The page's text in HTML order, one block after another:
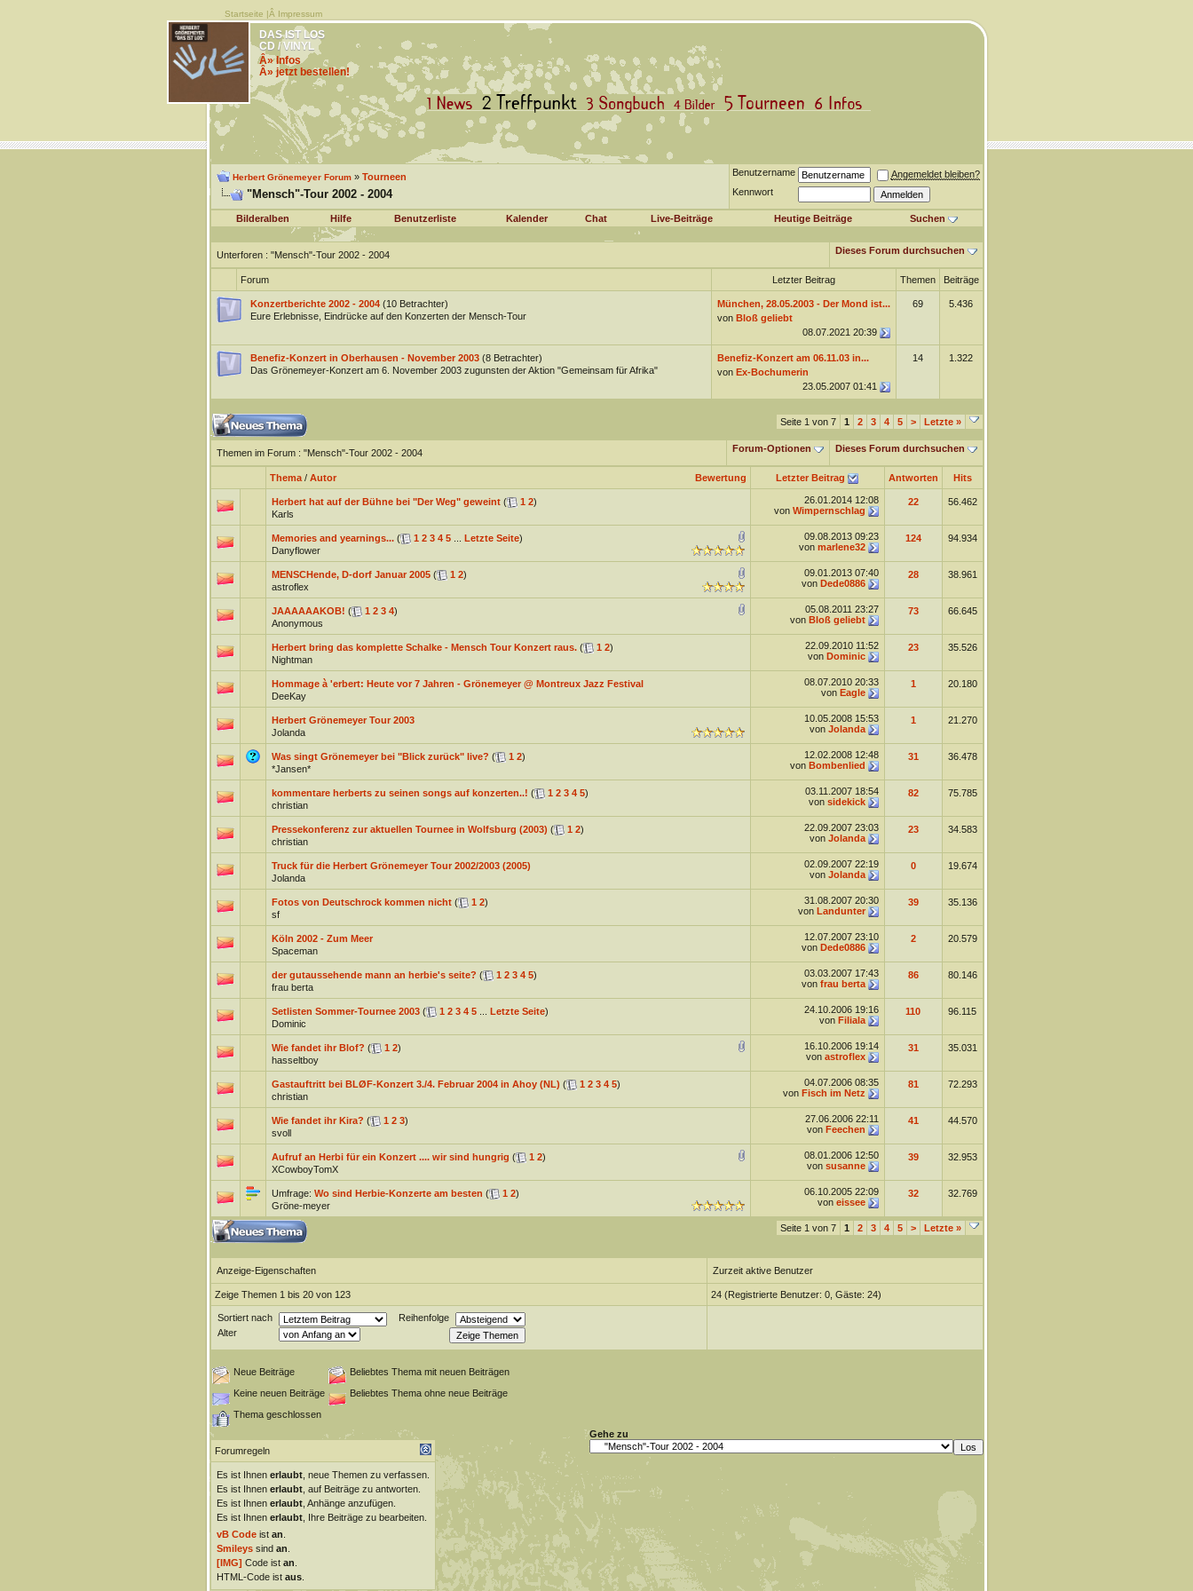
Startseite |Â Impressum
DAS IST LOS
CD / VINYL
Â» Infos
Â» jetzt bestellen!
Herbert Grönemeyer Forum» Tourneen
"Mensch"-Tour 2002 - 2004
Benutzername
Angemeldet bleiben?
Kennwort
Bilderalben Hilfe Benutzerliste Kalender Chat Live-Beiträge Heutige Beiträge Suchen
Unterforen: "Mensch"-Tour 2002 - 2004 Dieses Forum durchsuchen
Forum Letzter Beitrag Themen Beiträge
Konzertberichte 2002 - 2004 (10 Betrachter)
Eure Erlebnisse, Eindrücke auf den Konzerten der Mensch-Tour
München, 28.05.2003 - Der Mond ist...
von Bloß geliebt
08.07.2021 20:39
69 5.436
Benefiz-Konzert in Oberhausen - November 2003 (8 Betrachter)
Das Grönemeyer-Konzert am 6. November 2003 zugunsten der Aktion "Gemeinsam für Afrika"
Benefiz-Konzert am 06.11.03 in...
von Ex-Bochumerin
23.05.2007 01:41
14 1.322
Seite 1 von 7 1 2 3 4 5 > Letzte »
Themen im Forum: "Mensch"-Tour 2002 - 2004 Forum-Optionen Dieses Forum durchsuchen
Bewertung
Thema/ Autor Letzter Beitrag Antworten Hits
Herbert hat auf der Bühne bei "Der Weg" geweint ( 1 2)
Karls
26.01.2014 12:08
von Wimpernschlag
22 56.462
Memories and yearnings... ( 1 2 3 4 5... Letzte Seite)
Danyflower
09.08.2013 09:23
von marlene32
124 94.934
MENSCHende, D-dorf Januar 2005 ( 1 2)
astroflex
09.01.2013 07:40
von Dede0886
28 38.961
JAAAAAAKOB! ( 1 2 3 4)
Anonymous
05.08.2011 23:27
von Bloß geliebt
73 66.645
Herbert bring das komplette Schalke - Mensch Tour Konzert raus. ( 1 2)
Nightman
22.09.2010 11:52
von Dominic
23 35.526
Hommage à 'erbert: Heute vor 7 Jahren - Grönemeyer @ Montreux Jazz Festival
DeeKay
08.07.2010 20:33
von Eagle
1 20.180
Herbert Grönemeyer Tour 2003
Jolanda
10.05.2008 15:53
von Jolanda
1 21.270
Was singt Grönemeyer bei "Blick zurück" live? ( 1 2)
*Jansen*
12.02.2008 12:48
von Bombenlied
31 36.478
kommentare herberts zu seinen songs auf konzerten..! ( 1 2 3 4 5)
christian
03.11.2007 18:54
von sidekick
82 75.785
Pressekonferenz zur aktuellen Tournee in Wolfsburg (2003) ( 1 2)
christian
22.09.2007 23:03
von Jolanda
23 34.583
Truck für die Herbert Grönemeyer Tour 2002/2003 (2005)
Jolanda
02.09.2007 22:19
von Jolanda
0 19.674
Fotos von Deutschrock kommen nicht ( 1 2)
sf
31.08.2007 20:30
von Landunter
39 35.136
Köln 2002 - Zum Meer
Spaceman
12.07.2007 23:10
von Dede0886
2 20.579
der gutaussehende mann an herbie's seite? ( 1 2 3 4 5)
frau berta
03.03.2007 17:43
von frau berta
86 80.146
Setlisten Sommer-Tournee 2003 ( 1 2 3 4 5... Letzte Seite)
Dominic
24.10.2006 19:16
von Filiala
110 96.115
Wie fandet ihr Blof? ( 1 2)
hasseltboy
16.10.2006 19:14
von astroflex
31 35.031
Gastauftritt bei BLØF-Konzert 3./4. Februar 2004 in Ahoy (NL) ( 1 2 3 4 5)
christian
04.07.2006 08:35
von Fisch im Netz
81 72.293
Wie fandet ihr Kira? ( 1 2 3)
svoll
27.06.2006 22:11
von Feechen
41 44.570
Aufruf an Herbi für ein Konzert .... wir sind hungrig ( 1 2)
XCowboyTomX
08.01.2006 12:50
von susanne
39 32.953
Umfrage: Wo sind Herbie-Konzerte am besten ( 1 2)
Gröne-meyer
06.10.2005 22:09
von eissee
32 32.769
Seite 1 von 7 1 2 3 4 5 > Letzte »
Anzeige-Eigenschaften Zurzeit aktive Benutzer
Zeige Themen 1 bis 20 von 123 24 (Registrierte Benutzer: 0, Gäste: 24)
Sortiert nach
Reihenfolge
Alter
Neue Beiträge
Beliebtes Thema mit neuen Beiträgen
Keine neuen Beiträge
Beliebtes Thema ohne neue Beiträge
Thema geschlossen
Forumregeln
Es ist Ihnen erlaubt, neue Themen zu verfassen.
Es ist Ihnen erlaubt, auf Beiträge zu antworten.
Es ist Ihnen erlaubt, Anhänge anzufügen.
Es ist Ihnen erlaubt, Ihre Beiträge zu bearbeiten.
vB Codeist an
Smileyssind an
[IMG] Code ist an
HTML-Code ist aus.
Gehe zu